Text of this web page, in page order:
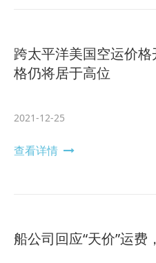
跨太平洋美国空运价
格仍将居于高位
2021-12-25
查看详情
船公司回应“天价”运费